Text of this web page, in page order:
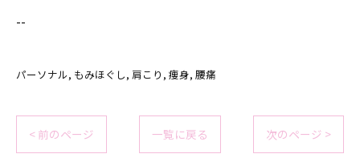
--
パーソナル もみほぐし 肩こり 痩身 腰痛
< 前のページ 一覧に戻る 次のページ >